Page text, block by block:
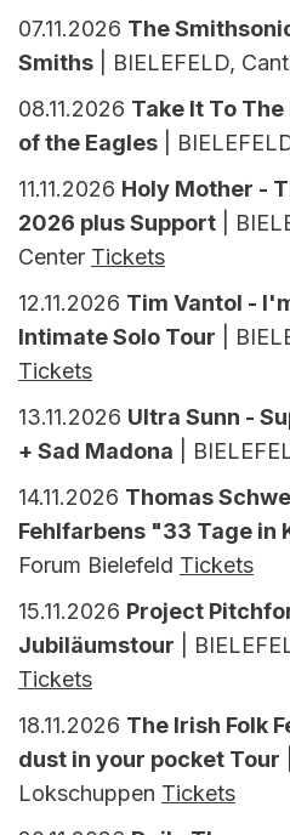
07.11.2026 The
Smiths | BIELEFELD,
08.11.2026 Take It To
of the Eagles |
11.11.2026 Holy Mother -
2026 plus Support |
Center Tickets
12.11.2026 Tim Vantol -
Intimate Solo Tour |
Tickets
13.11.2026 Ultra Sunn -
+ Sad Madona |
14.11.2026 Thomas
Fehlfarbens "33 Tage in
Forum Bielefeld Tickets
15.11.2026 Project
Jubiläumstour |
Tickets
18.11.2026 The Irish Folk
dust in your pocket Tour
Lokschuppen Tickets